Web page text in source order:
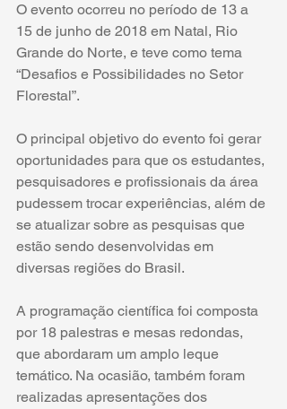
O evento ocorreu no período de 13 a
15 de junho de 2018 em Natal, Rio
Grande do Norte, e teve como tema
“Desafios e Possibilidades no Setor
Florestal”.
O principal objetivo do evento foi gerar
oportunidades para que os estudantes,
pesquisadores e profissionais da área
pudessem trocar experiências, além de
se atualizar sobre as pesquisas que
estão sendo desenvolvidas em
diversas regiões do Brasil.
A programação científica foi composta
por 18 palestras e mesas redondas,
que abordaram um amplo leque
temático. Na ocasião, também foram
realizadas apresentações dos